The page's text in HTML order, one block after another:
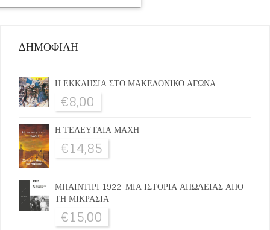
ΔΗΜΟΦΙΛΗ
Η ΕΚΚΛΗΣΙΑ ΣΤΟ ΜΑΚΕΔΟΝΙΚΟ ΑΓΩΝΑ
€8,00
Η ΤΕΛΕΥΤΑΙΑ ΜΑΧΗ
€14,85
ΜΠΑΙΝΤΙΡΙ 1922-ΜΙΑ ΙΣΤΟΡΙΑ ΑΠΩΛΕΙΑΣ ΑΠΟ
ΤΗ ΜΙΚΡΑΣΙΑ
€15,00